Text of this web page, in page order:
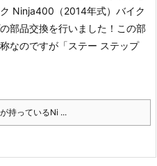
Ninja400（2014年式）バイク
部品交換を行いました！ この部
なのですが「ステー ステップ
持っているNi ...